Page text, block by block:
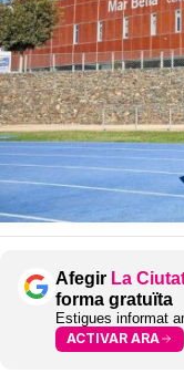
Afegir La
forma gratuïta
Estigues informat
ACTIVAR ARA